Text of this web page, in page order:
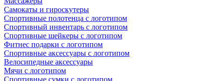
Самокаты и гироскутеры
Спортивные полотенца с логотипом
Спортивный инвентарь с логотипом
Спортивные шейкеры с логотипом
Фитнес подарки с логотипом
Спортивные аксессуары с логотипом
Велосипедные аксессуары
Мячи с логотипом
Спортивные сумки с логотипом